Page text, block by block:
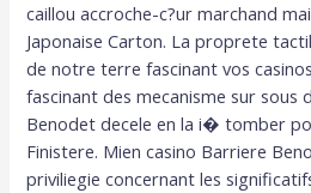
caillou accroche-c?ur marchand
Japonaise Carton. La proprete
de notre terre fascinant vos
fascinant des mecanisme sur sous
Benodet decele en la i� tomber
Finistere. Mien casino Barriere
priviliegie concernant les